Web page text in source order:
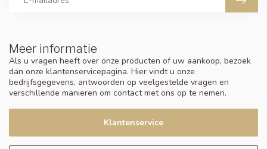
Meer informatie
Als u vragen heeft over onze producten of uw aankoop, bezoek
dan onze klantenservicepagina. Hier vindt u onze
bedrijfsgegevens, antwoorden op veelgestelde vragen en
verschillende manieren om contact met ons op te nemen.
Klantenservice